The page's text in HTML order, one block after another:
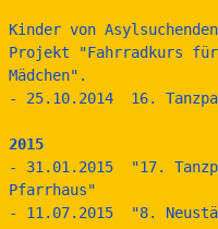
Kinder von
Projekt "Fahrradkurs für
Mädchen".
- 25.10.2014  16.
2015
- 31.01.2015  "17.
Pfarrhaus"
- 11.07.2015  "8.